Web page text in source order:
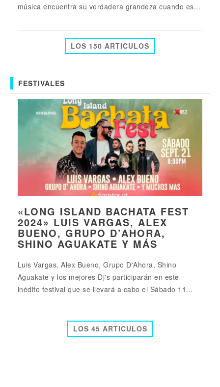
música encuentra su verdadera grandeza cuando es...
LOS 150 ARTICULOS
FESTIVALES
«LONG ISLAND BACHATA FEST
2024» LUIS VARGAS, ALEX
BUENO, GRUPO D’AHORA,
SHINO AGUAKATE Y MÁS
Luis Vargas, Alex Bueno, Grupo D'Ahora, Shino
Aguakate y los mejores Dj's participarán en este
inédito festival que se llevará a cabo el Sábado 11...
LOS 45 ARTICULOS